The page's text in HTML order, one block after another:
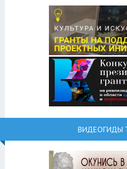
ВИДЕОГИДЫ